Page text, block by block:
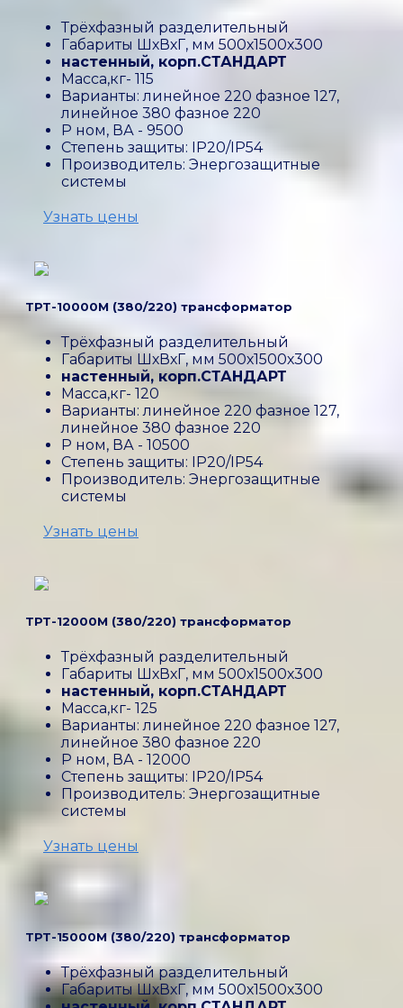
Трёхфазный разделительный
Габариты ШхВхГ, мм 500х1500х300
настенный, корп.СТАНДАРТ
Масса,кг- 115
Варианты: линейное 220 фазное 127,
линейное 380 фазное 220
P ном, ВА - 9500
Степень защиты: IP20/IP54
Производитель: Энергозащитные
системы
Узнать цены
ТРТ-10000М (380/220) трансформатор
Трёхфазный разделительный
Габариты ШхВхГ, мм 500х1500х300
настенный, корп.СТАНДАРТ
Масса,кг- 120
Варианты: линейное 220 фазное 127,
линейное 380 фазное 220
P ном, ВА - 10500
Степень защиты: IP20/IP54
Производитель: Энергозащитные
системы
Узнать цены
ТРТ-12000М (380/220) трансформатор
Трёхфазный разделительный
Габариты ШхВхГ, мм 500х1500х300
настенный, корп.СТАНДАРТ
Масса,кг- 125
Варианты: линейное 220 фазное 127,
линейное 380 фазное 220
P ном, ВА - 12000
Степень защиты: IP20/IP54
Производитель: Энергозащитные
системы
Узнать цены
ТРТ-15000М (380/220) трансформатор
Трёхфазный разделительный
Габариты ШхВхГ, мм 500х1500х300